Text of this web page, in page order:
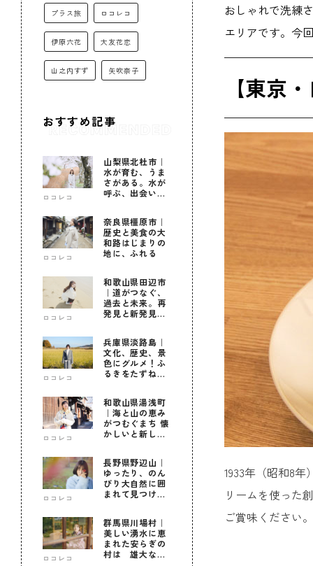
プラス旅 ロコレコ
伊原六花 大友花恋
山之内すず 矢吹奈子
おすすめ記事
ロコレコ
山梨県北杜市｜
水が育む、うま
さがある。水が
呼ぶ、出会いが
ロコレコ
奈良県橿原市｜
歴史と美食の大
和路はじまりの
地に、ふれる
ロコレコ
和歌山県田辺市
｜道がつなぐ、
過去と未来。再
発見と新発見の
ロコレコ
兵庫県淡路島｜
文化、歴史、景
色にグルメ！ふ
るきをたずねて
ロコレコ
和歌山県湯浅町
｜海と山の恵み
がつむぐまち 懐
かしいと新しい
ロコレコ
長野県野辺山｜
ゆったり、のん
びり大自然に囲
まれて見つけ
ロコレコ
群馬県川場村｜
美しい湧水に恵
まれた安らぎの
村は 雄大な自
おしゃれで洗練
エリアです。今
【東京
1933年（昭和8
リームを使った
ご賞味ください。